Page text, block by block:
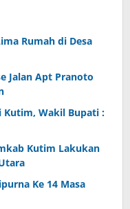
Rumah di Desa
Jalan Apt Pranoto
Kutim, Wakil Bupati :
Kutim Lakukan
Ke 14 Masa